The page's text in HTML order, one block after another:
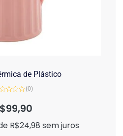
de Plástico
(0)
99,90
R$24,98 sem juros